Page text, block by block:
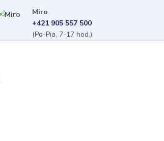
Miro
+421 905 557 500
(Po-Pia, 7-17 hod.)